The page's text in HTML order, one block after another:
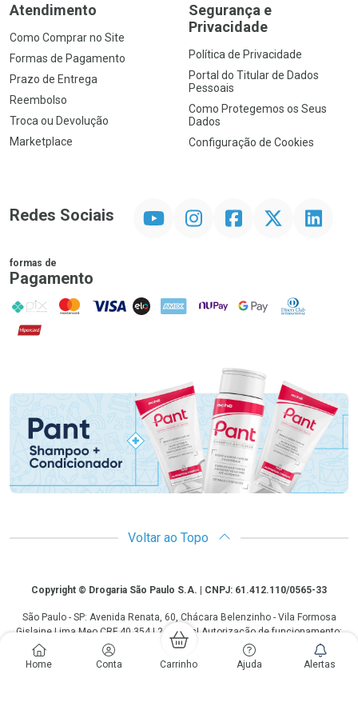
Home Conta Carrinho Ajuda Alertas
Atendimento
Como Comprar no Site
Formas de Pagamento
Prazo de Entrega
Reembolso
Troca ou Devolução
Marketplace
Segurança e
Privacidade
Política de Privacidade
Portal do Titular de Dados
Pessoais
Como Protegemos os Seus
Dados
Configuração de Cookies
Redes Sociais InstagramFacebookTwitter Linkedin
formas de
Pagamento
PIX MasterCard
VISA ELO AMEX NuPay Google PayDiners Club
Hipercard
Voltar ao Topo
CopyrightCopyright © Drogaria São Paulo S.A. | CNPJ: 61.412.110/0565-33
São Paulo - SP: Avenida Renata, 60, Chácara Belenzinho - Vila Formosa
Gislaine Lima Meo CRF 40.354 | 24 horas| Autorização de funcionamento:
Processo: 2531.559767/2014-90 Autorização/MS: 7.31847.3 | As
informações contidas neste site, como promoções e ofertas de remédios e